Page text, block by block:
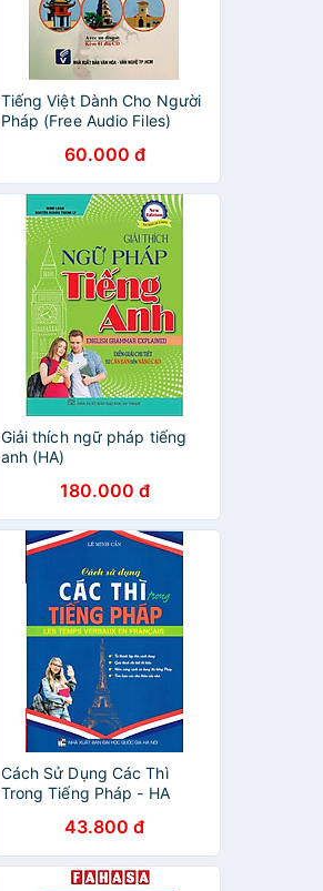
Tiếng Việt Dành Cho Người
Pháp (Free Audio Files)
60.000 đ
Giải thích ngữ pháp tiếng
anh (HA)
180.000 đ
Cách Sử Dụng Các Thì
Trong Tiếng Pháp - HA
43.800 đ